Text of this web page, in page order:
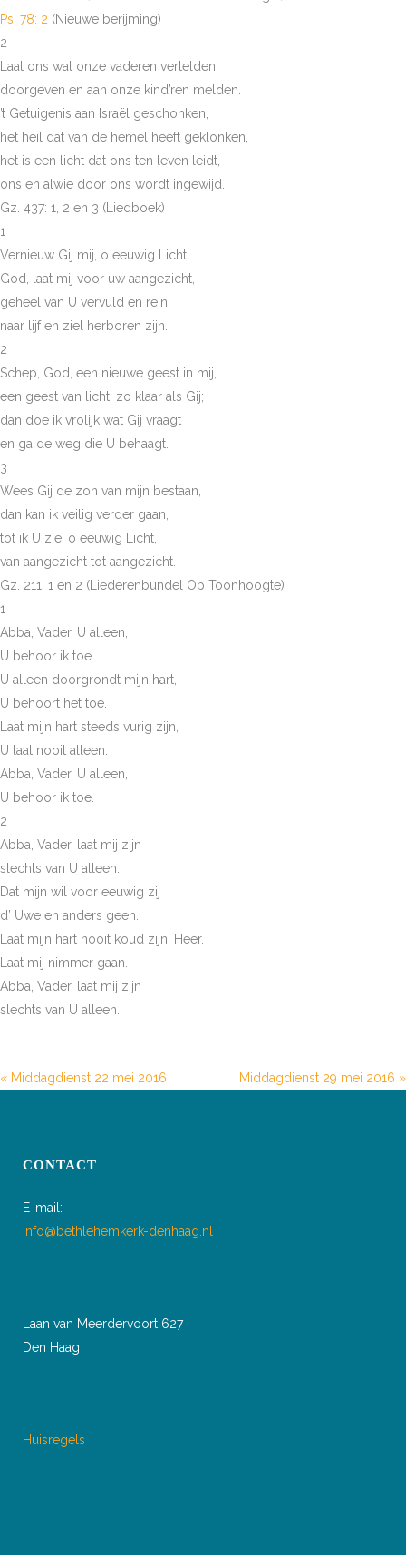
Ps. 78: 2 (Nieuwe berijming)
2
Laat ons wat onze vaderen vertelden
doorgeven en aan onze kind’ren melden.
’t Getuigenis aan Israël geschonken,
het heil dat van de hemel heeft geklonken,
het is een licht dat ons ten leven leidt,
ons en alwie door ons wordt ingewijd.
Gz. 437: 1, 2 en 3 (Liedboek)
1
Vernieuw Gij mij, o eeuwig Licht!
God, laat mij voor uw aangezicht,
geheel van U vervuld en rein,
naar lijf en ziel herboren zijn.
2
Schep, God, een nieuwe geest in mij,
een geest van licht, zo klaar als Gij;
dan doe ik vrolijk wat Gij vraagt
en ga de weg die U behaagt.
3
Wees Gij de zon van mijn bestaan,
dan kan ik veilig verder gaan,
tot ik U zie, o eeuwig Licht,
van aangezicht tot aangezicht.
Gz. 211: 1 en 2 (Liederenbundel Op Toonhoogte)
1
Abba, Vader, U alleen,
U behoor ik toe.
U alleen doorgrondt mijn hart,
U behoort het toe.
Laat mijn hart steeds vurig zijn,
U laat nooit alleen.
Abba, Vader, U alleen,
U behoor ik toe.
2
Abba, Vader, laat mij zijn
slechts van U alleen.
Dat mijn wil voor eeuwig zij
d’ Uwe en anders geen.
Laat mijn hart nooit koud zijn, Heer.
Laat mij nimmer gaan.
Abba, Vader, laat mij zijn
slechts van U alleen.
« Middagdienst 22 mei 2016 Middagdienst 29 mei 2016 »
CONTACT
E-mail:
info@bethlehemkerk-denhaag.nl
Laan van Meerdervoort 627
Den Haag
Huisregels